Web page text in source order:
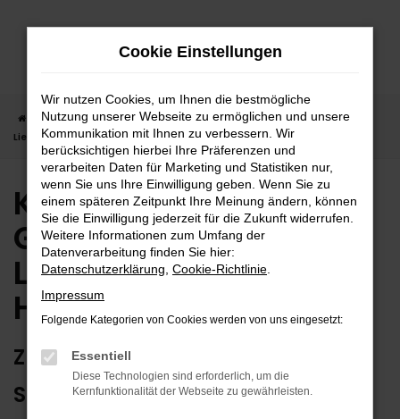
Zum
Startseite Horb Kia Kia Stonic
Kia Stonic Gebrauchtwagen |
Lieferservice nach Horb
Kia Stonic
Gebrauchtwagen |
Lieferservice nach
Horb
ZUVERLÄSSIG FÜR HORB – IHR KIA
STONIC GEBRAUCHTWAGEN
Cookie Einstellungen
Wir nutzen Cookies, um Ihnen die bestmögliche
Nutzung unserer Webseite zu ermöglichen und unsere
Kommunikation mit Ihnen zu verbessern. Wir
berücksichtigen hierbei Ihre Präferenzen und
verarbeiten Daten für Marketing und Statistiken nur,
wenn Sie uns Ihre Einwilligung geben. Wenn Sie zu
einem späteren Zeitpunkt Ihre Meinung ändern, können
Sie die Einwilligung jederzeit für die Zukunft widerrufen.
Weitere Informationen zum Umfang der
Datenverarbeitung finden Sie hier:
Datenschutzerklärung Cookie-Richtlinie
Impressum
Folgende Kategorien von Cookies werden von uns eingesetzt:
Essentiell
Diese Technologien sind erforderlich, um die
Kernfunktionalität der Webseite zu gewährleisten.